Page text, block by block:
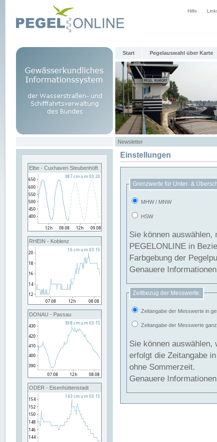
Hilfe
Start Pegelauswahl über Karte
Newsletter
Elbe - Cuxhaven Steubenhöft
RHEIN - Koblenz
DONAU - Passau
ODER - Eisenhüttenstadt
Einstellungen
Grenzwerte für Unter- &
MHW / MNW
HSW
Sie können
PEGELONLINE in Beziehung
Farbgebung der
Genauere
Zeitbezug der Messwerte:
Zeitangabe der Messwerte in
Zeitangabe der Messwerte
Sie können auswählen,
erfolgt die Zeitangabe
ohne Sommerzeit.
Genauere